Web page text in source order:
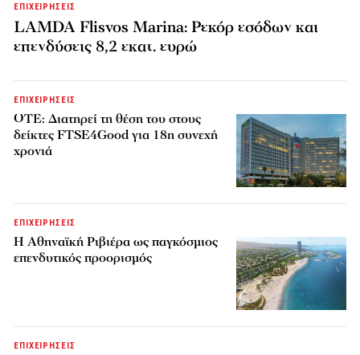
ΕΠΙΧΕΙΡΗΣΕΙΣ
LAMDA Flisvos Marina: Ρεκόρ εσόδων και
επενδύσεις 8,2 εκατ. ευρώ
ΕΠΙΧΕΙΡΗΣΕΙΣ
ΟΤΕ: Διατηρεί τη θέση του στους
δείκτες FTSE4Good για 18η συνεχή
χρονιά
ΕΠΙΧΕΙΡΗΣΕΙΣ
Η Αθηναϊκή Ριβιέρα ως παγκόσμιος
επενδυτικός προορισμός
ΕΠΙΧΕΙΡΗΣΕΙΣ